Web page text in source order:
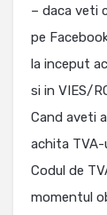
– daca veti
pe
la inceput
si in VIES/
Cand aveti
achita TVA-
Codul de
momentul